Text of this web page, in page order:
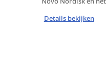
Details bekijken